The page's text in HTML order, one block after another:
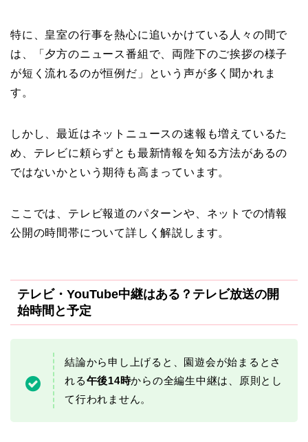
特に、皇室の行事を熱心に追いかけている人々の間で
は、「夕方のニュース番組で、両陛下のご挨拶の様子
が短く流れるのが恒例だ」という声が多く聞かれま
す。
しかし、最近はネットニュースの速報も増えているた
め、テレビに頼らずとも最新情報を知る方法があるの
ではないかという期待も高まっています。
ここでは、テレビ報道のパターンや、ネットでの情報
公開の時間帯について詳しく解説します。
テレビ・YouTube中継はある？テレビ放送の開
始時間と予定
結論から申し上げると、園遊会が始まるとさ
れる午後14時からの全編生中継は、原則とし
て行われません。